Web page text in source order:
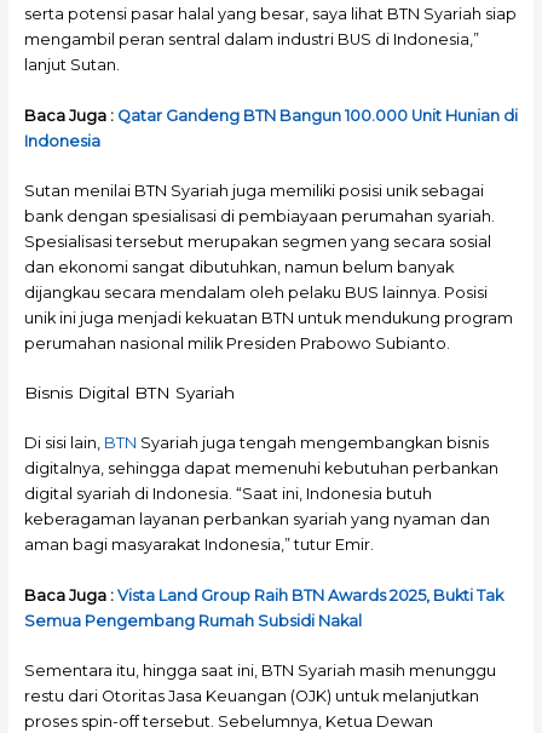
serta potensi pasar halal yang besar, saya lihat BTN Syariah siap
mengambil peran sentral dalam industri BUS di Indonesia,”
lanjut Sutan.
Baca Juga : Qatar Gandeng BTN Bangun 100.000 Unit Hunian di
Indonesia
Sutan menilai BTN Syariah juga memiliki posisi unik sebagai
bank dengan spesialisasi di pembiayaan perumahan syariah.
Spesialisasi tersebut merupakan segmen yang secara sosial
dan ekonomi sangat dibutuhkan, namun belum banyak
dijangkau secara mendalam oleh pelaku BUS lainnya. Posisi
unik ini juga menjadi kekuatan BTN untuk mendukung program
perumahan nasional milik Presiden Prabowo Subianto.
Bisnis Digital BTN Syariah
Di sisi lain, BTN Syariah juga tengah mengembangkan bisnis
digitalnya, sehingga dapat memenuhi kebutuhan perbankan
digital syariah di Indonesia. “Saat ini, Indonesia butuh
keberagaman layanan perbankan syariah yang nyaman dan
aman bagi masyarakat Indonesia,” tutur Emir.
Baca Juga : Vista Land Group Raih BTN Awards 2025, Bukti Tak
Semua Pengembang Rumah Subsidi Nakal
Sementara itu, hingga saat ini, BTN Syariah masih menunggu
restu dari Otoritas Jasa Keuangan (OJK) untuk melanjutkan
proses spin-off tersebut. Sebelumnya, Ketua Dewan